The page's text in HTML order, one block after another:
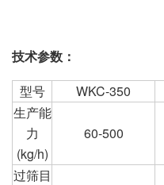
技术参数：
型号
WKC-350
生产能
力
(kg/h)
60-500
过筛目